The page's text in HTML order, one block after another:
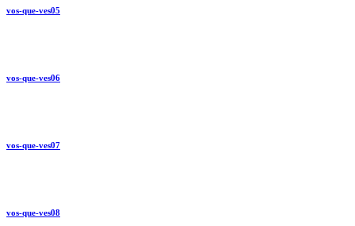
vos-que-ves05
vos-que-ves06
vos-que-ves07
vos-que-ves08